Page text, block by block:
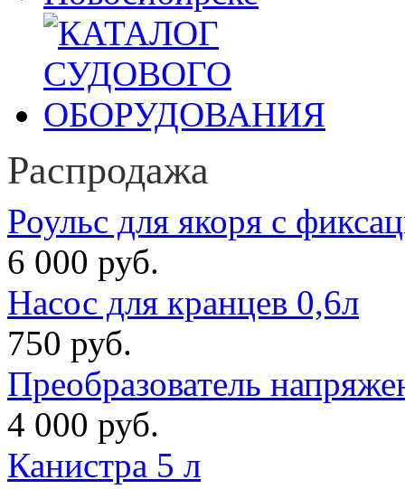
Распродажа
Роульс для якоря с
6 000 руб.
Насос для кранцев 0,6л
750 руб.
Преобразователь
4 000 руб.
Канистра 5 л